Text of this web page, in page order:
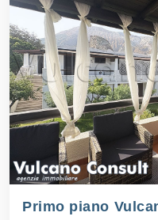
Primo piano